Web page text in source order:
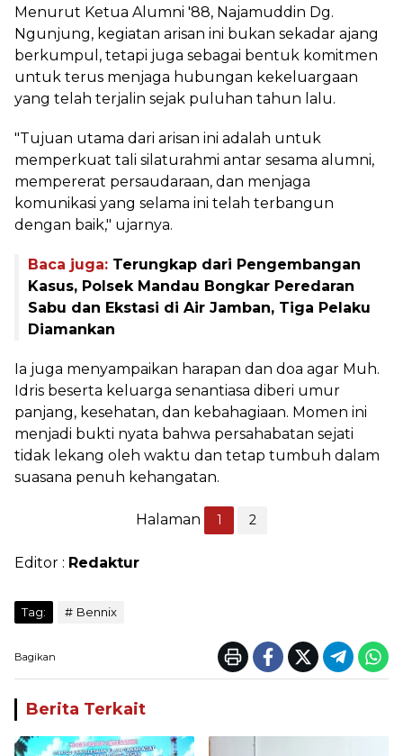
Menurut Ketua Alumni '88, Najamuddin Dg.
Ngunjung, kegiatan arisan ini bukan sekadar ajang
berkumpul, tetapi juga sebagai bentuk komitmen
untuk terus menjaga hubungan kekeluargaan
yang telah terjalin sejak puluhan tahun lalu.
"Tujuan utama dari arisan ini adalah untuk
memperkuat tali silaturahmi antar sesama alumni,
mempererat persaudaraan, dan menjaga
komunikasi yang selama ini telah terbangun
dengan baik," ujarnya.
Baca juga: Terungkap dari Pengembangan
Kasus, Polsek Mandau Bongkar Peredaran
Sabu dan Ekstasi di Air Jamban, Tiga Pelaku
Diamankan
Ia juga menyampaikan harapan dan doa agar Muh.
Idris beserta keluarga senantiasa diberi umur
panjang, kesehatan, dan kebahagiaan. Momen ini
menjadi bukti nyata bahwa persahabatan sejati
tidak lekang oleh waktu dan tetap tumbuh dalam
suasana penuh kehangatan.
Halaman 1 2
Editor : Redaktur
Tag: Bennix
Bagikan
Berita Terkait